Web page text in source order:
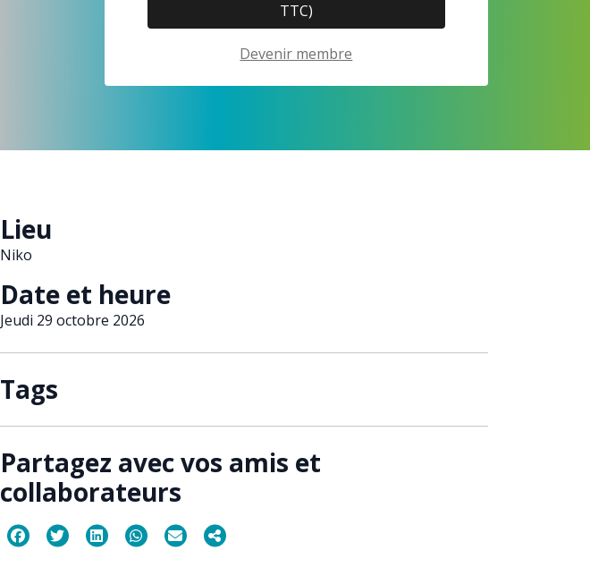
TTC)
Devenir membre
Lieu
Niko
Date et heure
Jeudi 29 octobre 2026
Tags
Partagez avec vos amis et
collaborateurs